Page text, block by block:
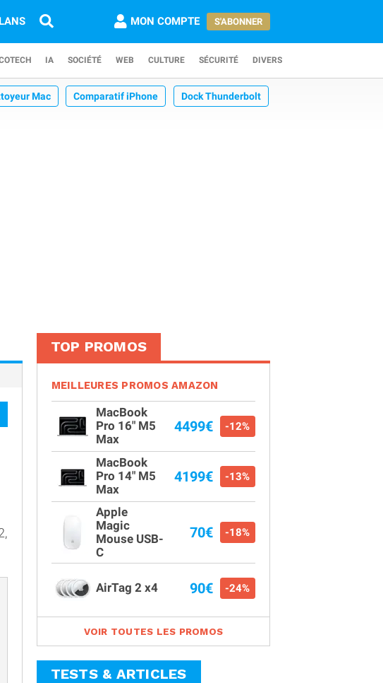
MON COMPTE S'ABONNER
IA SOCIÉTÉ WEB CULTURE SÉCURITÉ DIVERS
Mac Comparatif iPhone Dock Thunderbolt
TOP PROMOS
MEILLEURES PROMOS AMAZON
MacBook
Pro 16" M5
Max
4499€ -12%
MacBook
Pro 14" M5
Max
4199€ -13%
Apple
Magic
Mouse USB-
C
70€ -18%
AirTag 2 x4 90€ -24%
VOIR TOUTES LES PROMOS
TESTS & ARTICLES